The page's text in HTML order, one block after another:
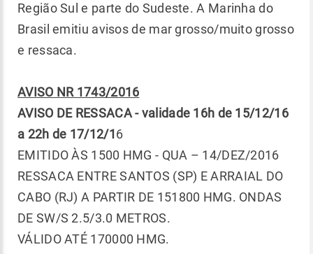
Região Sul e parte do Sudeste. A Marinha do
Brasil emitiu avisos de mar grosso/muito grosso
e ressaca.
AVISO NR 1743/2016
AVISO DE RESSACA - validade 16h de 15/12/16
a 22h de 17/12/16
EMITIDO ÀS 1500 HMG - QUA – 14/DEZ/2016
RESSACA ENTRE SANTOS (SP) E ARRAIAL DO
CABO (RJ) A PARTIR DE 151800 HMG. ONDAS
DE SW/S 2.5/3.0 METROS.
VÁLIDO ATÉ 170000 HMG.